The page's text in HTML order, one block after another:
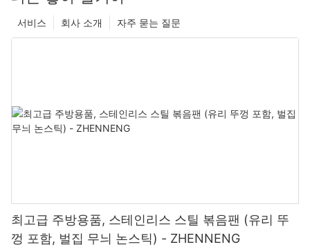
자주 묻는 질문
회사 소개
서비스
최고급 주방용품, 스테인리스 스틸 볶음팬 (유리 뚜
껑 포함, 벌집 무늬 논스틱) - ZHENNENG